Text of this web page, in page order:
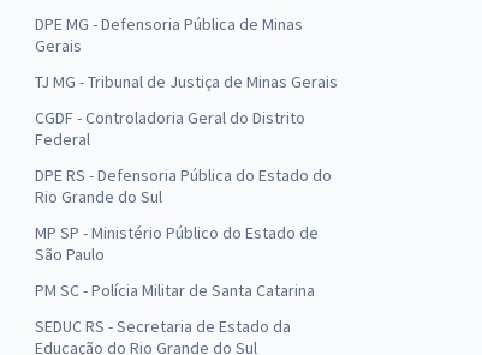
DPE MG - Defensoria Pública de Minas
Gerais
TJ MG - Tribunal de Justiça de Minas Gerais
CGDF - Controladoria Geral do Distrito
Federal
DPE RS - Defensoria Pública do Estado do
Rio Grande do Sul
MP SP - Ministério Público do Estado de
São Paulo
PM SC - Polícia Militar de Santa Catarina
SEDUC RS - Secretaria de Estado da
Educação do Rio Grande do Sul